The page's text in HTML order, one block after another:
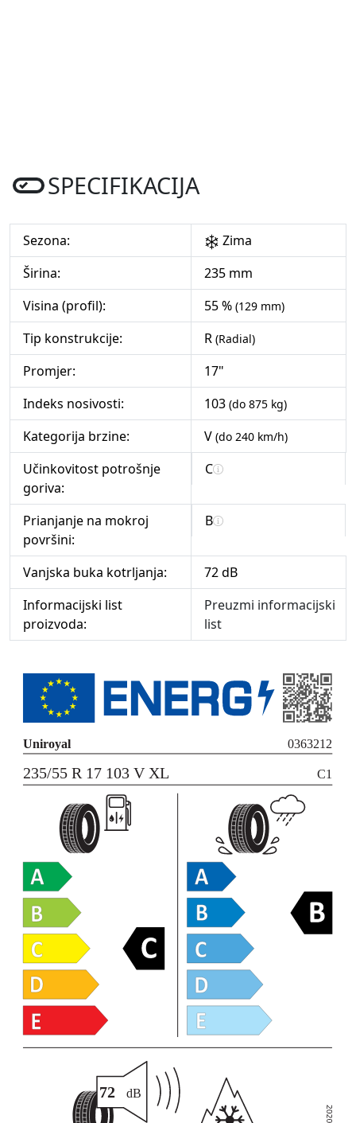
SPECIFIKACIJA
Sezona:
Zima
Širina:
235 mm
Visina (profil):
55 % (129 mm)
Tip konstrukcije: R (Radial)
Promjer:
17"
Indeks nosivosti:
103 (do 875 kg)
Kategorija brzine: V (do 240 km/h)
Učinkovitost potrošnje
goriva:
C
Prianjanje na mokroj
površini:
B
Vanjska buka kotrljanja:
72 dB
Informacijski list
proizvoda:
Preuzmi informacijski
list